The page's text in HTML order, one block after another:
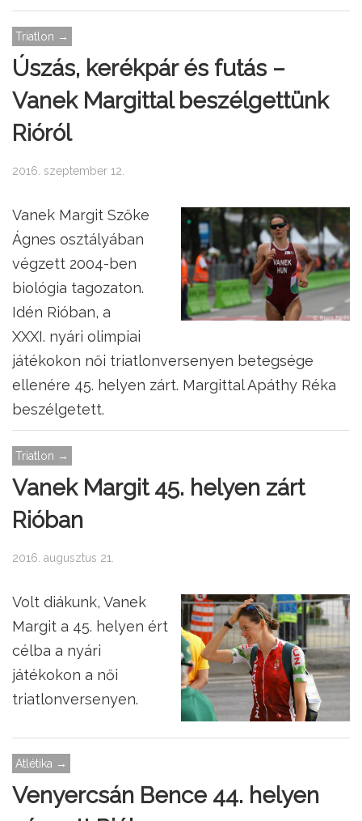
Triatlon →
Úszás, kerékpár és futás –
Vanek Margittal beszélgettünk
Rióról
2016. szeptember 12.
Vanek Margit Szőke
Ágnes osztályában
végzett 2004-ben
biológia tagozaton.
Idén Rióban, a
XXXI. nyári olimpiai
játékokon női triatlonversenyen betegsége
ellenére 45. helyen zárt. Margittal Apáthy Réka
beszélgetett.
Triatlon →
Vanek Margit 45. helyen zárt
Rióban
2016. augusztus 21.
Volt diákunk, Vanek
Margit a 45. helyen ért
célba a nyári
játékokon a női
triatlonversenyen.
Atlétika →
Venyercsán Bence 44. helyen